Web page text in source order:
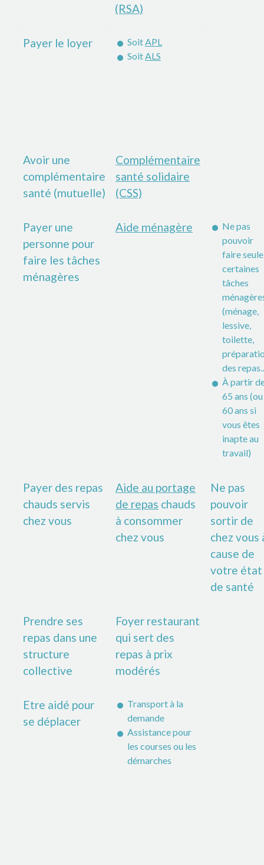
(RSA)
Payer le loyer SoitAPL
SoitALS
Avoir une
complémentaire
santé (mutuelle)
Complémentaire
santé solidaire
(CSS)
Payer une
personne pour
faire les tâches
ménagères
Aide ménagère
Ne pas
pouvoir
faire seule
certaines
tâches
(ménage,
lessive,
toilette,
des
À partir
65 ans (ou
60 ans si
vous êtes
inapte au
travail)
Payer des repas
chauds servis
chez vous
Aide au portage
de repas chauds
à consommer
chez vous
Ne pas
pouvoir
sortir de
chez vous
cause de
votre état
de santé
Prendre ses
repas dans une
structure
collective
Foyer restaurant
qui sert des
repas à prix
modérés
Etre aidé pour
se déplacer
Transport à la
demande
Assistance pour
les courses ou les
démarches